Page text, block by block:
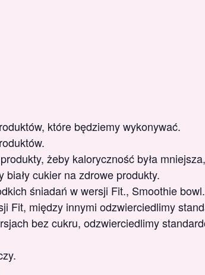
które będziemy wykonywać.
żeby kaloryczność była
biały cukier na zdrowe produkty.
śniadań w wersji Fit., Smoothie bowl.
Fit, między innymi odzwierciedlimy
bez cukru, odzwierciedlimy